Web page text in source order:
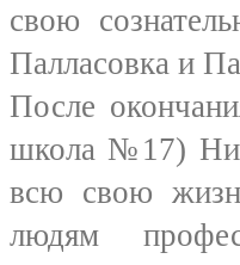
свою
Палласовка и
После
школа №17)
всю свою
людям